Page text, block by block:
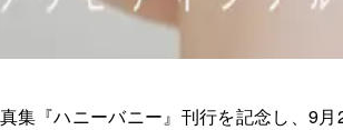
集『ハニーバニー』刊行を記念し、9